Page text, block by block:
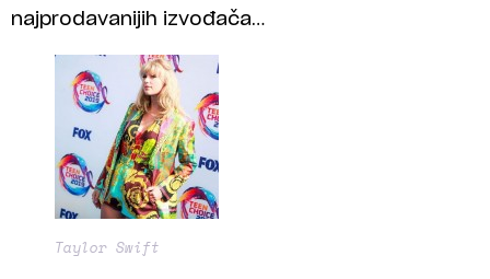
najprodavanijih izvođača…
Taylor Swift